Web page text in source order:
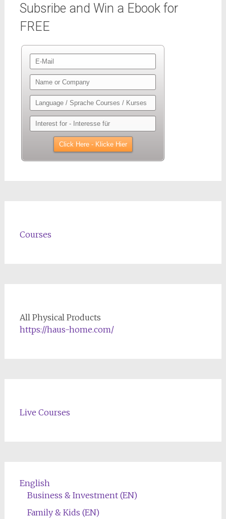
Subsribe and Win a Ebook for
FREE
Courses
All Physical Products
https://haus-home.com/
Live Courses
English
Business & Investment (EN)
Family & Kids (EN)